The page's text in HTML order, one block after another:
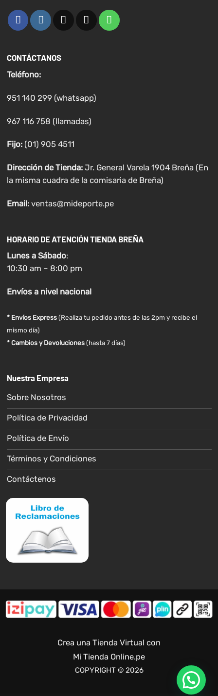
CONTÁCTANOS
Teléfono:
951 140 299 (whatsapp)
967 116 758 (llamadas)
Fijo:(01) 905 4511
Dirección de Tienda: Jr. General Varela 1904 Breña (En
la misma cuadra de la comisaria de Breña)
Email: ventas@mideporte.pe
HORARIO DE ATENCIÓN TIENDA BREÑA
Lunes a Sábado:
10:30 am – 8:00 pm
Envíosa nivel nacional
* Envíos Express(Realiza tu pedido antes de las 2pm y recibe el
mismo día)
* Cambios y Devoluciones (hasta 7 días)
Nuestra Empresa
Sobre Nosotros
Política de Privacidad
Política de Envío
Términos y Condiciones
Contáctenos
Crea una Tienda Virtual con
Mi Tienda Online.pe
COPYRIGHT © 2026